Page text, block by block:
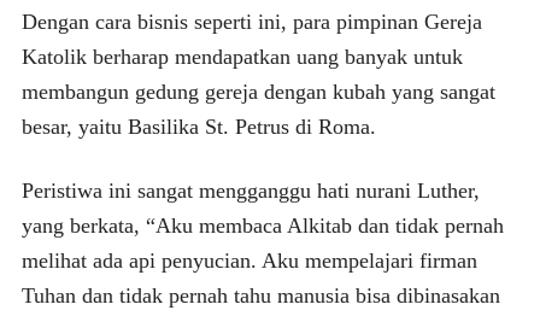
Dengan cara bisnis seperti ini, para pimpinan Gereja
Katolik berharap mendapatkan uang banyak untuk
membangun gedung gereja dengan kubah yang sangat
besar, yaitu Basilika St. Petrus di Roma.
Peristiwa ini sangat mengganggu hati nurani Luther,
yang berkata, “Aku membaca Alkitab dan tidak pernah
melihat ada api penyucian. Aku mempelajari firman
Tuhan dan tidak pernah tahu manusia bisa dibinasakan